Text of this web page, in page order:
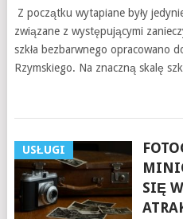
Z początku wytapiane były
związane z występującymi
szkła bezbarwnego opracowano
Rzymskiego. Na znaczną skalę
USŁUGI
SIĘ